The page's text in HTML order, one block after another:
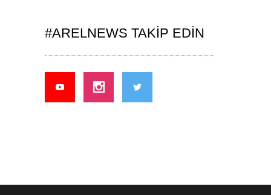
#ARELNEWS TAKIP EDIN